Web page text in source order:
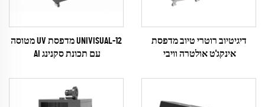
דיגיטיוב רוטרי טיוב מדפסת
אינקג'ט אולטרה וויבי
UNIVISUAL-12 מדפסת UV מטוסה
עם תכונת סקנינג AI